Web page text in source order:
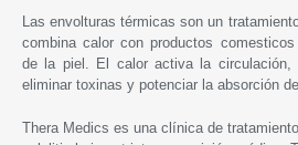
Las envolturas térmicas son un
combina calor con productos
de la piel. El calor activa la circulación,
eliminar toxinas y potenciar la absorción
Thera Medics es una clínica de